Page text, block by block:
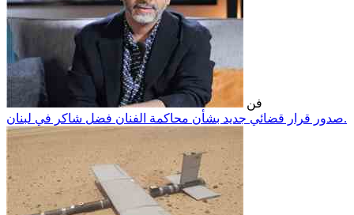
فن
صدور قرار قضائي جديد بشأن محاكمة الفنان فضل شاكر في لبنان.